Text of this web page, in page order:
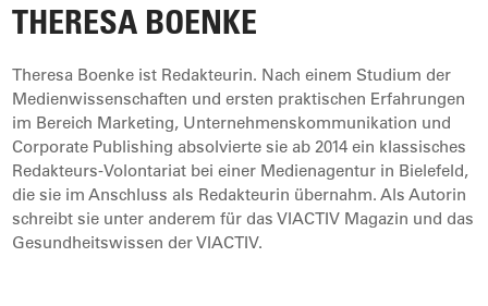
THERESA BOENKE
Theresa Boenke ist Redakteurin. Nach einem Studium der
Medienwissenschaften und ersten praktischen Erfahrungen
im Bereich Marketing, Unternehmenskommunikation und
Corporate Publishing absolvierte sie ab 2014 ein klassisches
Redakteurs-Volontariat bei einer Medienagentur in Bielefeld,
die sie im Anschluss als Redakteurin übernahm. Als Autorin
schreibt sie unter anderem für das VIACTIV Magazin und das
Gesundheitswissen der VIACTIV.